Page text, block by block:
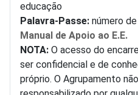
educação
Palavra-Passe: número
Manual de Apoio ao E.E.
NOTA: O acesso do
ser confidencial e de
próprio. O Agrupamento